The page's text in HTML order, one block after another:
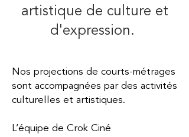
artistique de culture et
d'expression.
Nos projections de courts-métrages
sont accompagnées par des activités
culturelles et artistiques.
L’équipe de Crok Ciné